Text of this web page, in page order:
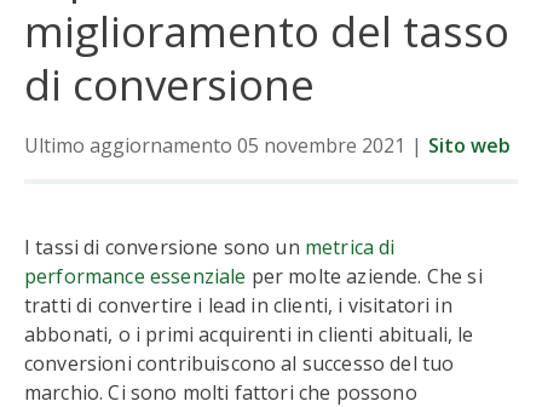
miglioramento del tasso
di conversione
Ultimo aggiornamento 05 novembre 2021 | Sito web
I tassi di conversione sono un metrica di
performance essenziale per molte aziende. Che si
tratti di convertire i lead in clienti, i visitatori in
abbonati, o i primi acquirenti in clienti abituali, le
conversioni contribuiscono al successo del tuo
marchio. Ci sono molti fattori che possono